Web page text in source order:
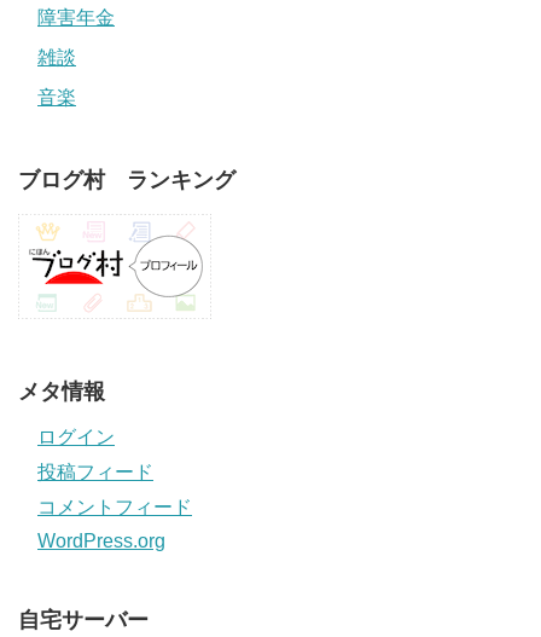
障害年金
雑談
音楽
ブログ村 ランキング
メタ情報
ログイン
投稿フィード
コメントフィード
WordPress.org
自宅サーバー